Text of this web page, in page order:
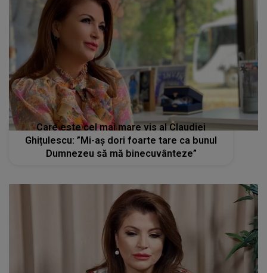
Care este cel mai mare vis al Claudiei
Ghițulescu: ”Mi-aș dori foarte tare ca bunul
Dumnezeu să mă binecuvânteze”